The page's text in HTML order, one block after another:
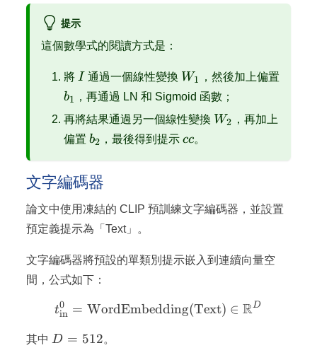
\in
\mathbb{R}^{C
\times D}, b_1
\mathbb{R}^C,
b_2 \in
\mathbb{R}^D
提示
這個數學式的閱讀方式是：
將 I
I 通過一個線性變換 W_1
W1 ，然後加上偏置
b_1
b1 ，再通過 LN 和 Sigmoid 函數；
再將結果通過另一個線性變換 W_2
W2 ，再加上
偏置b_2
b2 ，最後得到提示cc
cc。
文字編碼器
論文中使用凍結的 CLIP 預訓練文字編碼器，並設置
預定義提示為「Text」。
文字編碼器將預設的單類別提示嵌入到連續向量空
間，公式如下：
t_\text{in}^0 =
tin
0 = WordEmbedding(Text) ∈ RD
其中 D
D = 512。